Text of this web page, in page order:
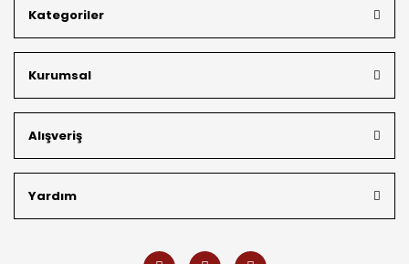
Mardin’in tarihi dokusunu yansıtan geleneksel işlemeleri, her
bütçeye uygun
müşterilerimizin özel siparişlerini benzersiz bir titizlikle
hazırlıyor; köklü geçmişimizi geleceğin takı modasına
güvenle taşıyoruz.
Kategoriler
Kurumsal
Alışveriş
Yardım